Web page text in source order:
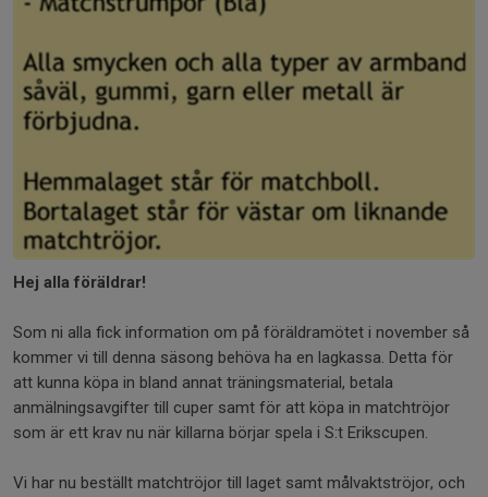
Hej alla föräldrar!
Som ni alla fick information om på föräldramötet i november så
kommer vi till denna säsong behöva ha en lagkassa. Detta för
att kunna köpa in bland annat träningsmaterial, betala
anmälningsavgifter till cuper samt för att köpa in matchtröjor
som är ett krav nu när killarna börjar spela i S:t Erikscupen.
Vi har nu beställt matchtröjor till laget samt målvaktströjor, och